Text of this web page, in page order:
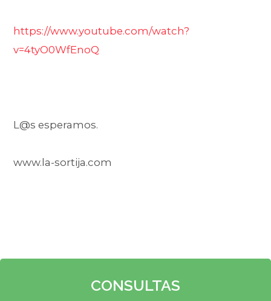
https://www.youtube.com/watch?
v=4tyO0WfEnoQ
L@s esperamos.
www.la-sortija.com
CONSULTAS